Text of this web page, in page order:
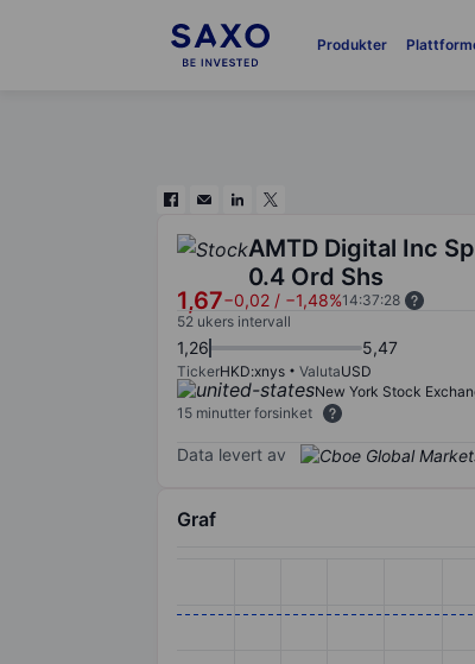
Produkter
AMTD Digital Inc
0.4 Ord Shs
1,67−0,02 / −1,48%14:37:28
52 ukers intervall
1,26 5,47
TickerHKD:xnys ValutaUSD
New York Stock
15 minutter forsinket
Data levert av
Graf
Line chart with 106 data points.
The chart has 1 X axis